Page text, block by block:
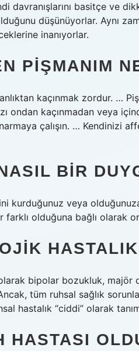
davranışlarını basitçe ve
düşünüyorlar. Aynı
inanıyorlar.
PIŞMANIM
kaçınmak zordur. …
ondan kaçınmadan veya
çalışın. … Kendinizi
BIR
kurduğunuz veya
olduğuna bağlı olarak
bipolar bozukluk, majör
tüm ruhsal sağlık
hastalık “ciddi” olarak
HASTASI